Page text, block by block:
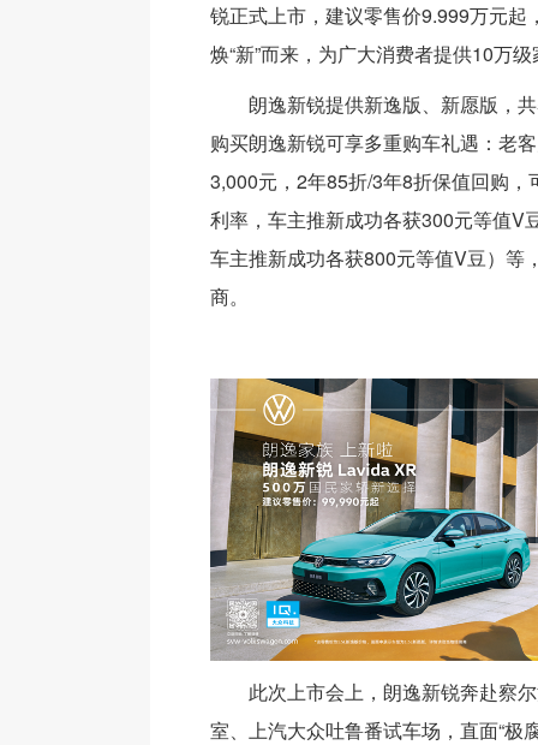
锐正式上市，建议零售价9.999万元起
焕“新”而来，为广大消费者提供10万
朗逸新锐提供新逸版、新愿版，
购买朗逸新锐可享多重购车礼遇：老
3,000元，2年85折/3年8折保值回购，
利率，车主推新成功各获300元等值V
车主推新成功各获800元等值V豆）等
商。
此次上市会上，朗逸新锐奔赴察
室、上汽大众吐鲁番试车场，直面“极